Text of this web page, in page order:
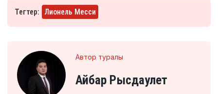
Тегтер: Лионель Месси
Автор туралы
Айбар Рысдаулет